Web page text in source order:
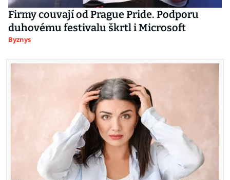
Firmy couvají od Prague Pride. Podporu
duhovému festivalu škrtl i Microsoft
Byznys